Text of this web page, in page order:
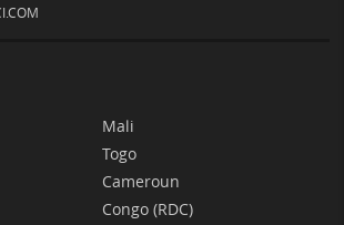
Mali
Togo
Cameroun
Congo (RDC)